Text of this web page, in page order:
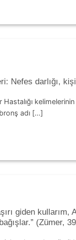
Nefes darlığı,
kelimelerinin
adı [...]
giden kullarım,
(Zümer,